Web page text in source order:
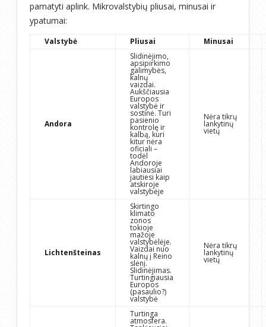
pamatyti aplink. Mikrovalstybių pliusai, minusai ir
ypatumai:
Valstybė Pliusai Minusai
Andora
Slidinėjimo,
apsipirkimo
galimybės,
kalnų
vaizdai.
Aukščiausia
Europos
valstybė ir
sostinė. Turi
pasienio
kontrolę ir
kalbą, kuri
kitur nėra
oficiali –
todėl
Andoroje
labiausiai
jautiesi kaip
atskiroje
valstybėje
Nėra tikrų
lankytinų
vietų
Lichtenšteinas
Skirtingo
klimato
zonos
tokioje
mažoje
valstybėlėje.
Vaizdai nuo
kalnų į Reino
slėnį.
Slidinėjimas.
Turtingiausia
Europos
(pasaulio?)
valstybė
Nėra tikrų
lankytinų
vietų
Turtinga
atmosfera.